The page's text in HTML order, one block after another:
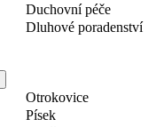
Duchovní péče
Dluhové poradenství
Otrokovice
Písek